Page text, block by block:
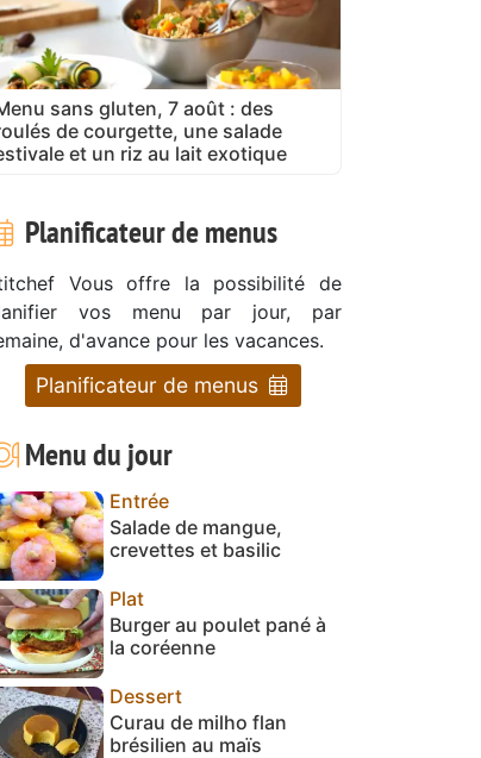
sans gluten, 7 août : des
de courgette, une salade
et un riz au lait exotique
Planificateur de menus
Vous offre la possibilité de
vos menu par jour, par
d'avance pour les vacances.
Planificateur de menus
Menu du jour
Entrée
Salade de mangue,
crevettes et basilic
Plat
Burger au poulet pané à
la coréenne
Dessert
Curau de milho flan
brésilien au maïs